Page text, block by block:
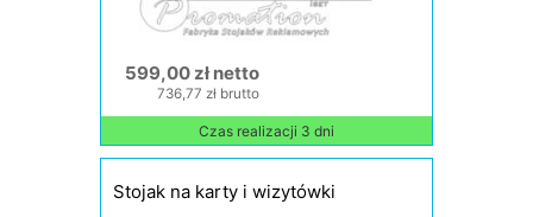
599,00 zł netto
736,77 zł brutto
Czas realizacji 3 dni
Stojak na karty i wizytówki